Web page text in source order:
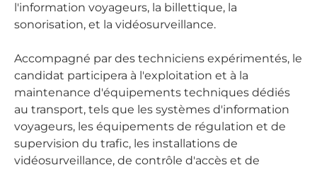
l'information voyageurs, la billettique, la
sonorisation, et la vidéosurveillance.
Accompagné par des techniciens expérimentés, le
candidat participera à l'exploitation et à la
maintenance d'équipements techniques dédiés
au transport, tels que les systèmes d'information
voyageurs, les équipements de régulation et de
supervision du trafic, les installations de
vidéosurveillance, de contrôle d'accès et de